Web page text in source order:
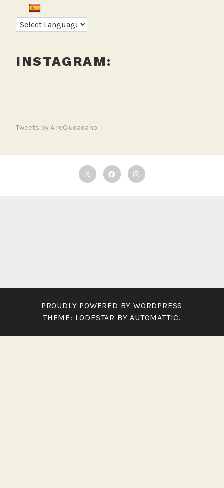
INSTAGRAM:
Tweets by AireCiudadano
TwitterFacebookInstagram
PROUDLY POWERED BY WORDPRESS
THEME: LODESTAR BY AUTOMATTIC.